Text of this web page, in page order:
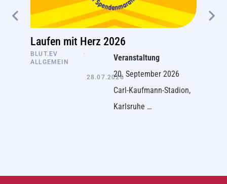
Laufen mit Herz 2026
BLUT.EV
ALLGEMEIN
•
28.07.2026
Veranstaltung
20. September 2026
Carl-Kaufmann-Stadion,
Karlsruhe …